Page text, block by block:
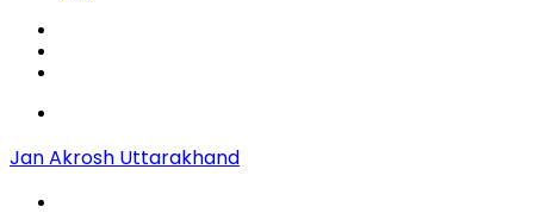
Jan Akrosh Uttarakhand